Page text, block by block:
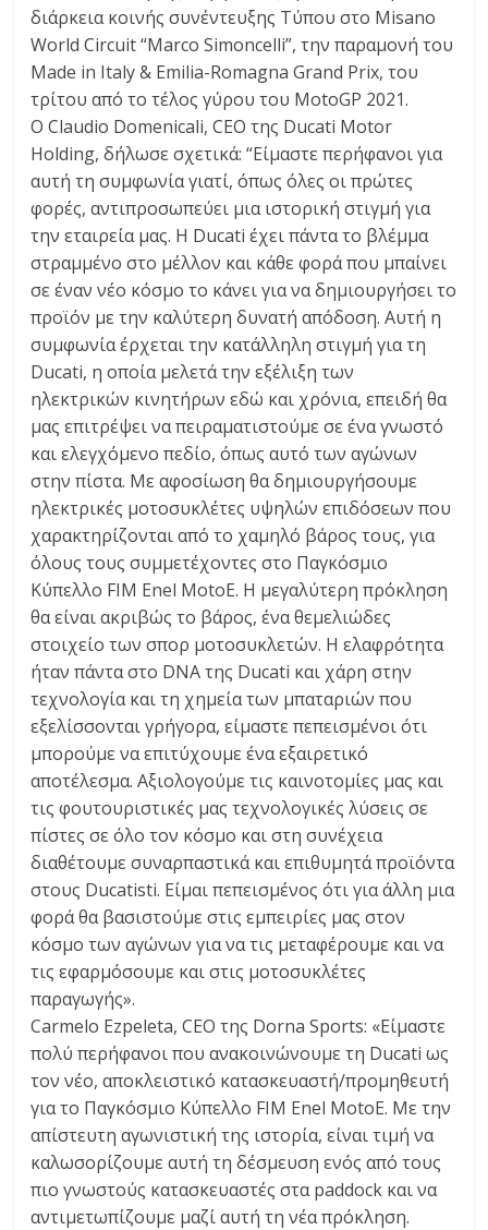
διάρκεια κοινής συνέντευξης Τύπου στο Misano
World Circuit “Marco Simoncelli”, την παραμονή του
Made in Italy & Emilia-Romagna Grand Prix, του
τρίτου από το τέλος γύρου του MotoGP 2021.
Ο Claudio Domenicali, CEO της Ducati Motor
Holding, δήλωσε σχετικά: “Είμαστε περήφανοι για
αυτή τη συμφωνία γιατί, όπως όλες οι πρώτες
φορές, αντιπροσωπεύει μια ιστορική στιγμή για
την εταιρεία μας. Η Ducati έχει πάντα το βλέμμα
στραμμένο στο μέλλον και κάθε φορά που μπαίνει
σε έναν νέο κόσμο το κάνει για να δημιουργήσει το
προϊόν με την καλύτερη δυνατή απόδοση. Αυτή η
συμφωνία έρχεται την κατάλληλη στιγμή για τη
Ducati, η οποία μελετά την εξέλιξη των
ηλεκτρικών κινητήρων εδώ και χρόνια, επειδή θα
μας επιτρέψει να πειραματιστούμε σε ένα γνωστό
και ελεγχόμενο πεδίο, όπως αυτό των αγώνων
στην πίστα. Με αφοσίωση θα δημιουργήσουμε
ηλεκτρικές μοτοσυκλέτες υψηλών επιδόσεων που
χαρακτηρίζονται από το χαμηλό βάρος τους, για
όλους τους συμμετέχοντες στο Παγκόσμιο
Κύπελλο FIM Enel MotoE. Η μεγαλύτερη πρόκληση
θα είναι ακριβώς το βάρος, ένα θεμελιώδες
στοιχείο των σπορ μοτοσυκλετών. Η ελαφρότητα
ήταν πάντα στο DNA της Ducati και χάρη στην
τεχνολογία και τη χημεία των μπαταριών που
εξελίσσονται γρήγορα, είμαστε πεπεισμένοι ότι
μπορούμε να επιτύχουμε ένα εξαιρετικό
αποτέλεσμα. Αξιολογούμε τις καινοτομίες μας και
τις φουτουριστικές μας τεχνολογικές λύσεις σε
πίστες σε όλο τον κόσμο και στη συνέχεια
διαθέτουμε συναρπαστικά και επιθυμητά προϊόντα
στους Ducatisti. Είμαι πεπεισμένος ότι για άλλη μια
φορά θα βασιστούμε στις εμπειρίες μας στον
κόσμο των αγώνων για να τις μεταφέρουμε και να
τις εφαρμόσουμε και στις μοτοσυκλέτες
παραγωγής».
Carmelo Ezpeleta, CEO της Dorna Sports: «Είμαστε
πολύ περήφανοι που ανακοινώνουμε τη Ducati ως
τον νέο, αποκλειστικό κατασκευαστή/προμηθευτή
για το Παγκόσμιο Κύπελλο FIM Enel MotoE. Με την
απίστευτη αγωνιστική της ιστορία, είναι τιμή να
καλωσορίζουμε αυτή τη δέσμευση ενός από τους
πιο γνωστούς κατασκευαστές στα paddock και να
αντιμετωπίζουμε μαζί αυτή τη νέα πρόκληση.